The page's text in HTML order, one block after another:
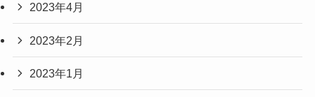
2023年4月
2023年2月
2023年1月